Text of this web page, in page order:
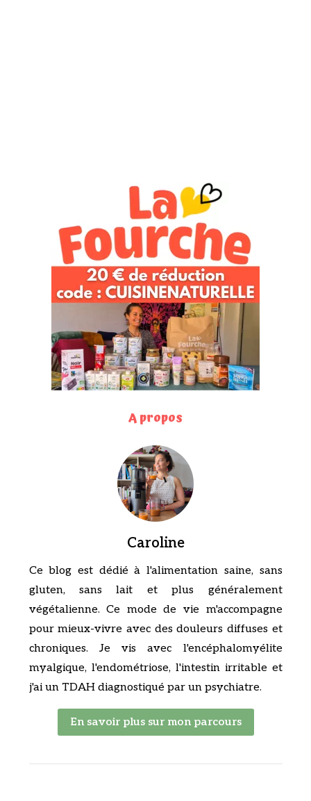
A propos
Caroline
Ce blog est dédié à l'alimentation saine, sans
gluten, sans lait et plus généralement
végétalienne. Ce mode de vie m'accompagne
pour mieux-vivre avec des douleurs diffuses et
chroniques. Je vis avec l'encéphalomyélite
myalgique, l'endométriose, l'intestin irritable et
j'ai un TDAH diagnostiqué par un psychiatre.
En savoir plus sur mon parcours